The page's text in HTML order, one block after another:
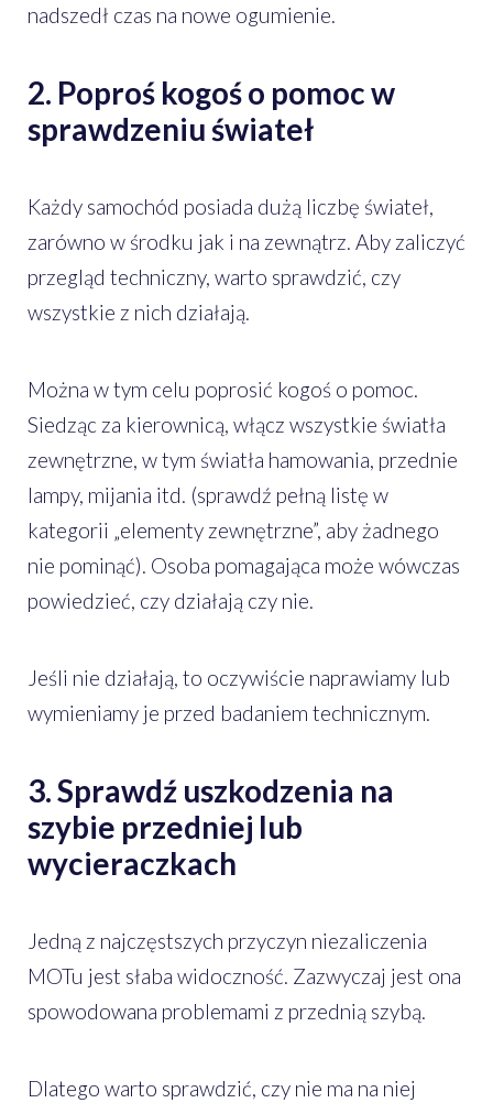
nadszedł czas na nowe ogumienie.
2. Poproś kogoś o pomoc w
sprawdzeniu świateł
Każdy samochód posiada dużą liczbę świateł,
zarówno w środku jak i na zewnątrz. Aby zaliczyć
przegląd techniczny, warto sprawdzić, czy
wszystkie z nich działają.
Można w tym celu poprosić kogoś o pomoc.
Siedząc za kierownicą, włącz wszystkie światła
zewnętrzne, w tym światła hamowania, przednie
lampy, mijania itd. (sprawdź pełną listę w
kategorii „elementy zewnętrzne”, aby żadnego
nie pominąć). Osoba pomagająca może wówczas
powiedzieć, czy działają czy nie.
Jeśli nie działają, to oczywiście naprawiamy lub
wymieniamy je przed badaniem technicznym.
3. Sprawdź uszkodzenia na
szybie przedniej lub
wycieraczkach
Jedną z najczęstszych przyczyn niezaliczenia
MOTu jest słaba widoczność. Zazwyczaj jest ona
spowodowana problemami z przednią szybą.
Dlatego warto sprawdzić, czy nie ma na niej